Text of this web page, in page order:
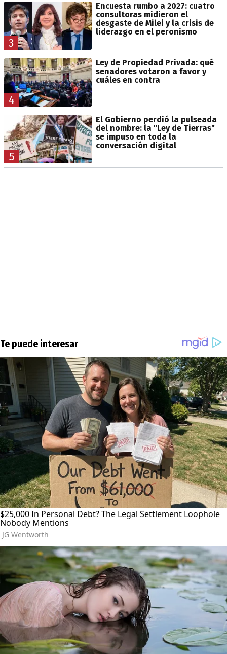
3
Encuesta rumbo a 2027: cuatro
consultoras midieron el
desgaste de Milei y la crisis de
liderazgo en el peronismo
4
Ley de Propiedad Privada: qué
senadores votaron a favor y
cuáles en contra
5
El Gobierno perdió la pulseada
del nombre: la "Ley de Tierras"
se impuso en toda la
conversación digital